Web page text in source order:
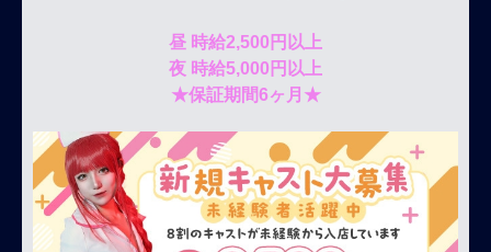
昼 時給2,500円以上
夜 時給5,000円以上
★保証期間6ヶ月★